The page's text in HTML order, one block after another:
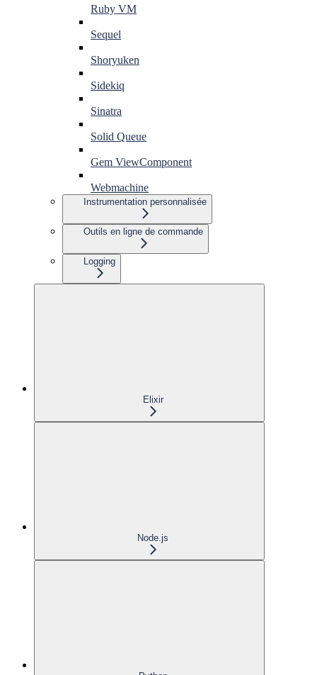
Ruby VM
Sequel
Shoryuken
Sidekiq
Sinatra
Solid Queue
Gem ViewComponent
Webmachine
Instrumentation personnalisée
Outils en ligne de commande
Logging
Elixir
Node.js